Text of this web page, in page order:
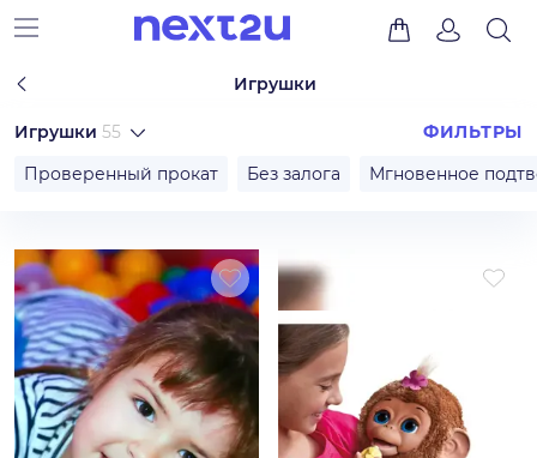
Игрушки
Игрушки 55
ФИЛЬТРЫ
Проверенный прокат
Без залога Мгновенное